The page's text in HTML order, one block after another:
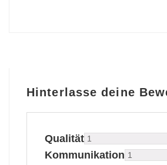
Hinterlasse deine
Qualität
Kommunikation